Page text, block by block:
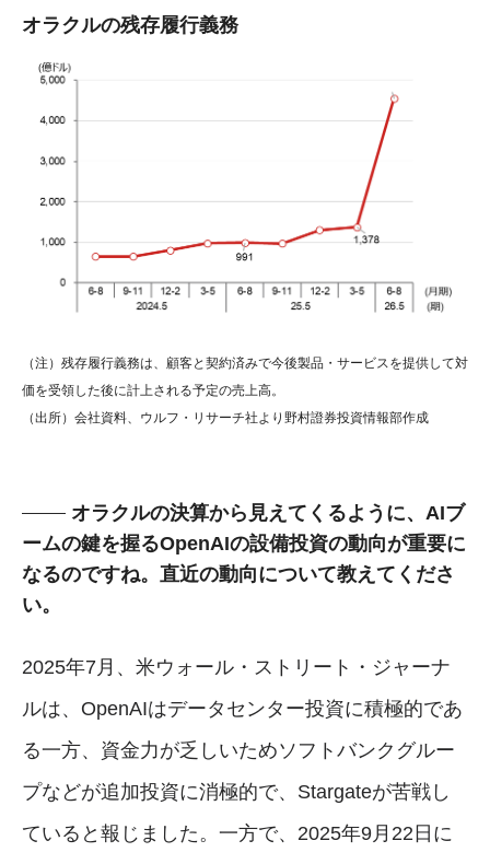
オラクルの残存履行義務
（注）残存履行義務は、顧客と契約済みで今後製品・サービスを提供して対
価を受領した後に計上される予定の売上高。
（出所）会社資料、ウルフ・リサーチ社より野村證券投資情報部作成
オラクルの決算から見えてくるように、AIブ
ームの鍵を握るOpenAIの設備投資の動向が重要に
なるのですね。直近の動向について教えてくださ
い。
2025年7月、米ウォール・ストリート・ジャーナ
ルは、OpenAIはデータセンター投資に積極的であ
る一方、資金力が乏しいためソフトバンクグルー
プなどが追加投資に消極的で、Stargateが苦戦し
ていると報じました。一方で、2025年9月22日に